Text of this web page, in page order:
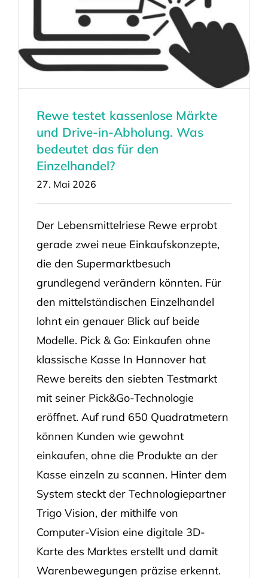
Rewe testet kassenlose Märkte
und Drive-in-Abholung. Was
bedeutet das für den
Einzelhandel?
27. Mai 2026
Der Lebensmittelriese Rewe erprobt
gerade zwei neue Einkaufskonzepte,
die den Supermarktbesuch
grundlegend verändern könnten. Für
den mittelständischen Einzelhandel
lohnt ein genauer Blick auf beide
Modelle. Pick & Go: Einkaufen ohne
klassische Kasse In Hannover hat
Rewe bereits den siebten Testmarkt
mit seiner Pick&Go-Technologie
eröffnet. Auf rund 650 Quadratmetern
können Kunden wie gewohnt
einkaufen, ohne die Produkte an der
Kasse einzeln zu scannen. Hinter dem
System steckt der Technologiepartner
Trigo Vision, der mithilfe von
Computer-Vision eine digitale 3D-
Karte des Marktes erstellt und damit
Warenbewegungen präzise erkennt.